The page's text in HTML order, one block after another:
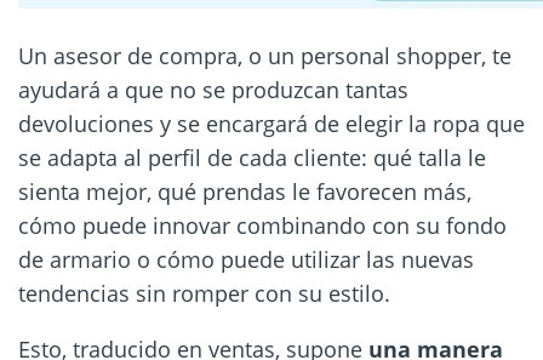
Un asesor de compra, o un personal shopper, te
ayudará a que no se produzcan tantas
devoluciones y se encargará de elegir la ropa que
se adapta al perfil de cada cliente: qué talla le
sienta mejor, qué prendas le favorecen más,
cómo puede innovar combinando con su fondo
de armario o cómo puede utilizar las nuevas
tendencias sin romper con su estilo.
Esto, traducido en ventas, supone una manera